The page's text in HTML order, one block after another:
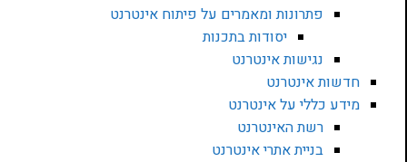
פתרונות ומאמרים על פיתוח אינטרנט
יסודות בתכנות
נגישות אינטרנט
חדשות אינטרנט
מידע כללי על אינטרנט
רשת האינטרנט
בניית אתרי אינטרנט